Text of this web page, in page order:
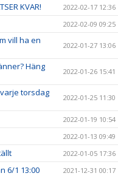
KVAR! 2022-02-17 12:36
2022-02-09 09:25
vill ha en
2022-01-27 13:06
Häng
2022-01-26 15:41
torsdag
2022-01-25 11:30
2022-01-19 10:54
2022-01-13 09:49
2022-01-05 17:36
6/1 13:00 2021-12-31 00:17